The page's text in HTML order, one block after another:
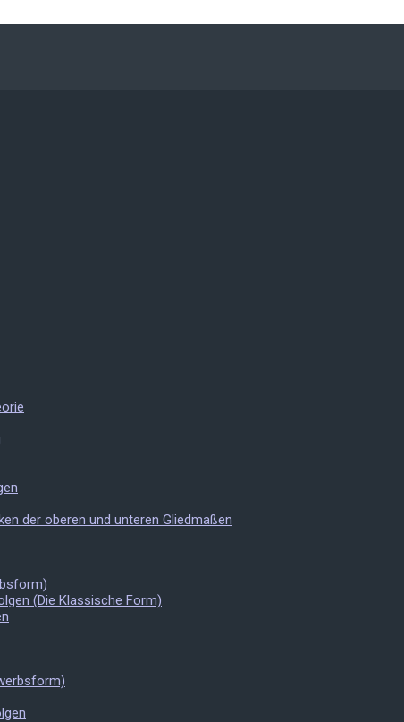
der oberen und unteren Gliedmaßen
(Die Klassische Form)